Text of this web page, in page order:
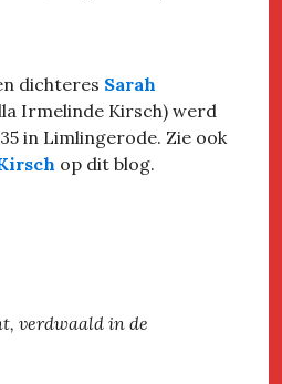
dichteres Sarah
Irmelinde Kirsch) werd
in Limlingerode. Zie ook
op dit blog.
verdwaald in de